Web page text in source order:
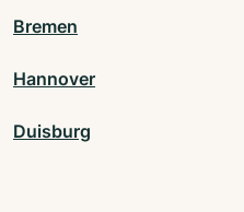
Bremen
Hannover
Duisburg